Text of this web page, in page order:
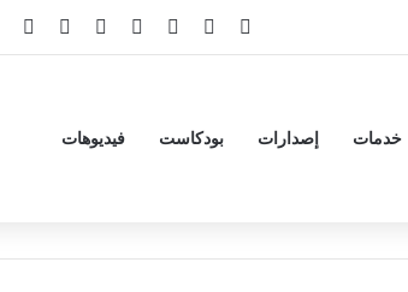
فيسبوك ‫YouTubeانستقرام
تيلقرام ‫TikTok
خدمات إصدارات بودكاست فيديوهات